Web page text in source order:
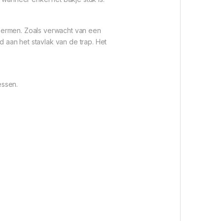
Zoals verwacht van een
aan het stavlak van de trap. Het